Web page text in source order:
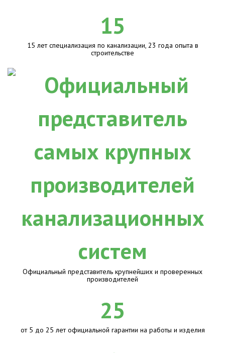
15
15 лет специализация по канализации, 23 года опыта в
строительстве
Официальный представитель крупнейших и проверенных
производителей
25
от 5 до 25 лет официальной гарантии на работы и изделия